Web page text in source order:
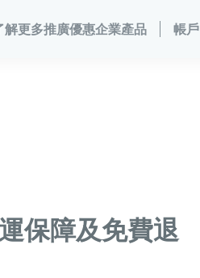
解更多推廣優惠企業產品
帳戶
保障及免費退